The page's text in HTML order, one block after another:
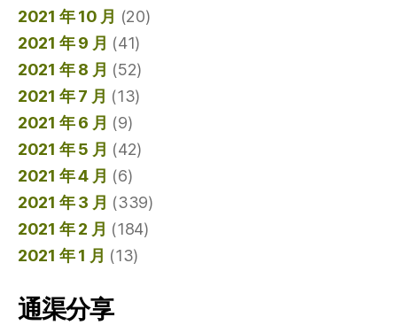
2021 年 10 月 (20)
2021 年 9 月 (41)
2021 年 8 月 (52)
2021 年 7 月 (13)
2021 年 6 月 (9)
2021 年 5 月 (42)
2021 年 4 月 (6)
2021 年 3 月 (339)
2021 年 2 月 (184)
2021 年 1 月 (13)
通渠分享